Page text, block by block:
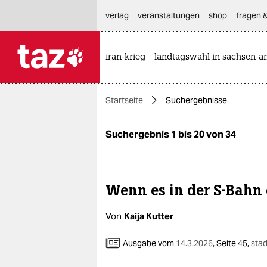
themen
politik
gesellschaft
kultur
sport
verlag
veranstaltungen shop fragen
iran-krieg landtagswahl in sachsen-
Startseite Suchergebnisse
Suchergebnis 1 bis 20 von 34
Wenn es in der S-
Von Kaija Kutter
Ausgabe vom 14.3.2026,Seite 45,